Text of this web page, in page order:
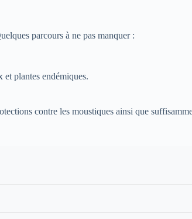
parcours à ne pas manquer :
et plantes endémiques.
contre les moustiques ainsi que